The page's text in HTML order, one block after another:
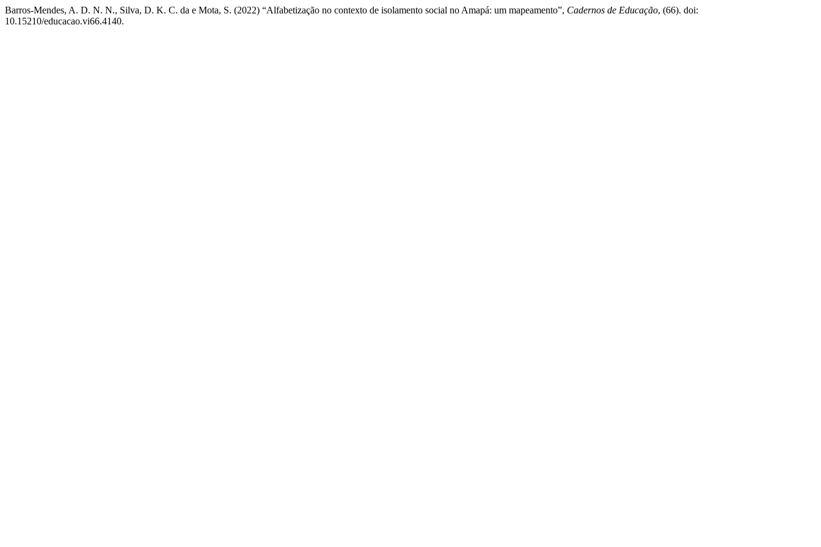
Barros-Mendes, A. D. N. N., Silva, D. K. C. da e Mota, S. (2022) “Alfabetização no contexto de isolamento social no Amapá: um mapeamento”, Cadernos de Educação, (66). doi:
10.15210/educacao.vi66.4140.